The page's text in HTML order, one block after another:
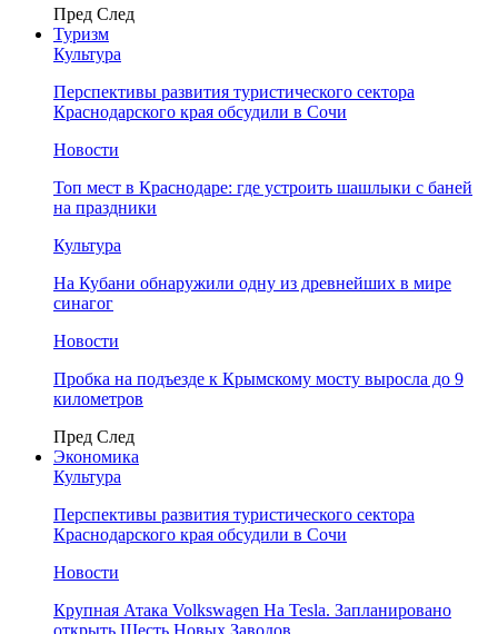
Пред След
Туризм
Культура
Перспективы развития туристического сектора
Краснодарского края обсудили в Сочи
Новости
Топ мест в Краснодаре: где устроить шашлыки с баней
на праздники
Культура
На Кубани обнаружили одну из древнейших в мире
синагог
Новости
Пробка на подъезде к Крымскому мосту выросла до 9
километров
Пред След
Экономика
Культура
Перспективы развития туристического сектора
Краснодарского края обсудили в Сочи
Новости
Крупная Атака Volkswagen На Tesla. Запланировано
открыть Шесть Новых Заводов